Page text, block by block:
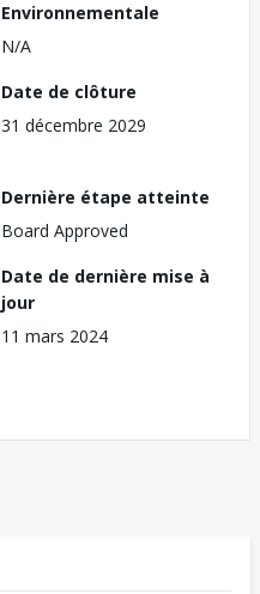
Environnementale
N/A
Date de clôture
31 décembre 2029
Dernière étape atteinte
Board Approved
Date de dernière mise à
jour
11 mars 2024